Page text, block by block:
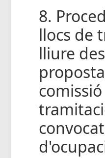
8.
llocs de
lliure